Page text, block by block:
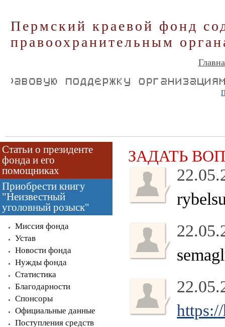
Пермский краевой фонд
правоохранительным
Статьи о президенте
фонда и его
помощниках
Приобрести книгу
"Неизвестный
уголовный розыск"
Миссия фонда
Устав
Новости фонда
Нужды фонда
Статистика
Благодарности
Спонсоры
Официальные данные
Поступления средств
ЗАДАТЬ